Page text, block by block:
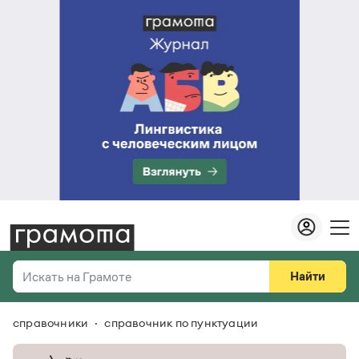
Искать на Грамоте
Справочная служба
Найти
Везде
справочники справочник по пунктуации